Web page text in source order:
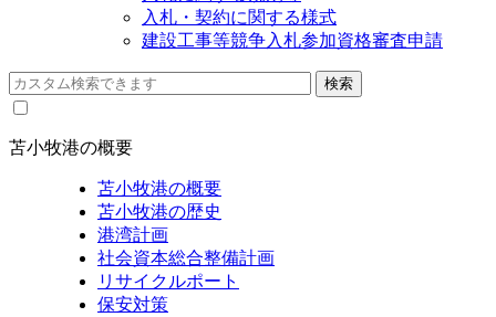
入札・契約に関する様式
建設工事等競争入札参加資格審査申請
苫小牧港の概要
苫小牧港の概要
苫小牧港の歴史
港湾計画
社会資本総合整備計画
リサイクルポート
保安対策